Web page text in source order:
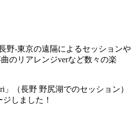
野-東京の遠隔によるセッションや
のリアレンジverなど数々の楽
（長野 野尻湖でのセッション）
しました！